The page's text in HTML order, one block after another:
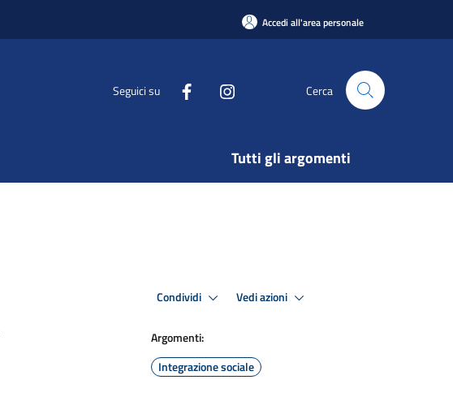
Accedi all'area personale
Seguici su Cerca
Tutti gli argomenti
Condividi Vedi azioni
Argomenti:
Integrazione sociale